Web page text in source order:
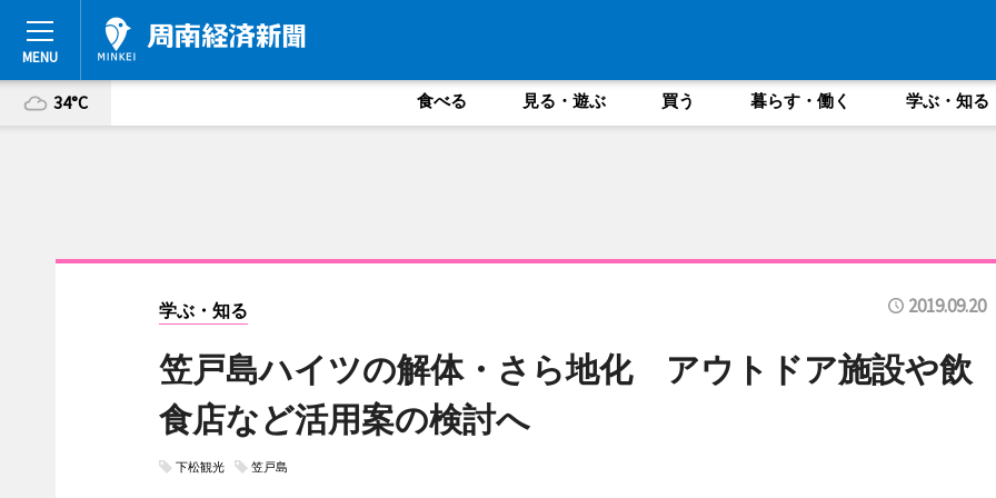
34°C 食べる 見る・遊ぶ 買う 暮らす・働く 学ぶ・知る
学ぶ・知る 2019.09.20
笠戸島ハイツの解体・さら地化 アウトドア施設や飲
食店など活用案の検討へ
下松観光 笠戸島